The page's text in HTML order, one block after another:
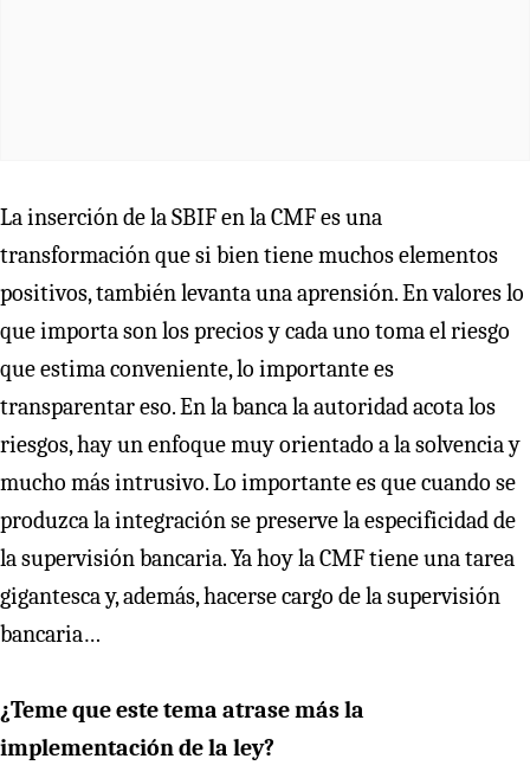
La inserción de la SBIF en la CMF es una
transformación que si bien tiene muchos elementos
positivos, también levanta una aprensión. En valores lo
que importa son los precios y cada uno toma el riesgo
que estima conveniente, lo importante es
transparentar eso. En la banca la autoridad acota los
riesgos, hay un enfoque muy orientado a la solvencia y
mucho más intrusivo. Lo importante es que cuando se
produzca la integración se preserve la especificidad de
la supervisión bancaria. Ya hoy la CMF tiene una tarea
gigantesca y, además, hacerse cargo de la supervisión
bancaria…
¿Teme que este tema atrase más la
implementación de la ley?